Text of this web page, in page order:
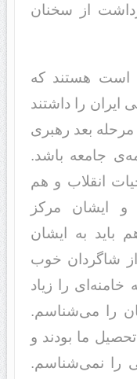
از سخنان
است هستند‌‌ که
را د‌‌اشتند‌‌
بعد‌‌ رهبری
جامعه باشد‌.
انقلاب و هم
ایشان مرکز
باید‌ به ایشان
شاگردان خوب
خامنه‌ای را زیاد
را می‌شناسم.
ما بودند و
را نمی‌شناسم.